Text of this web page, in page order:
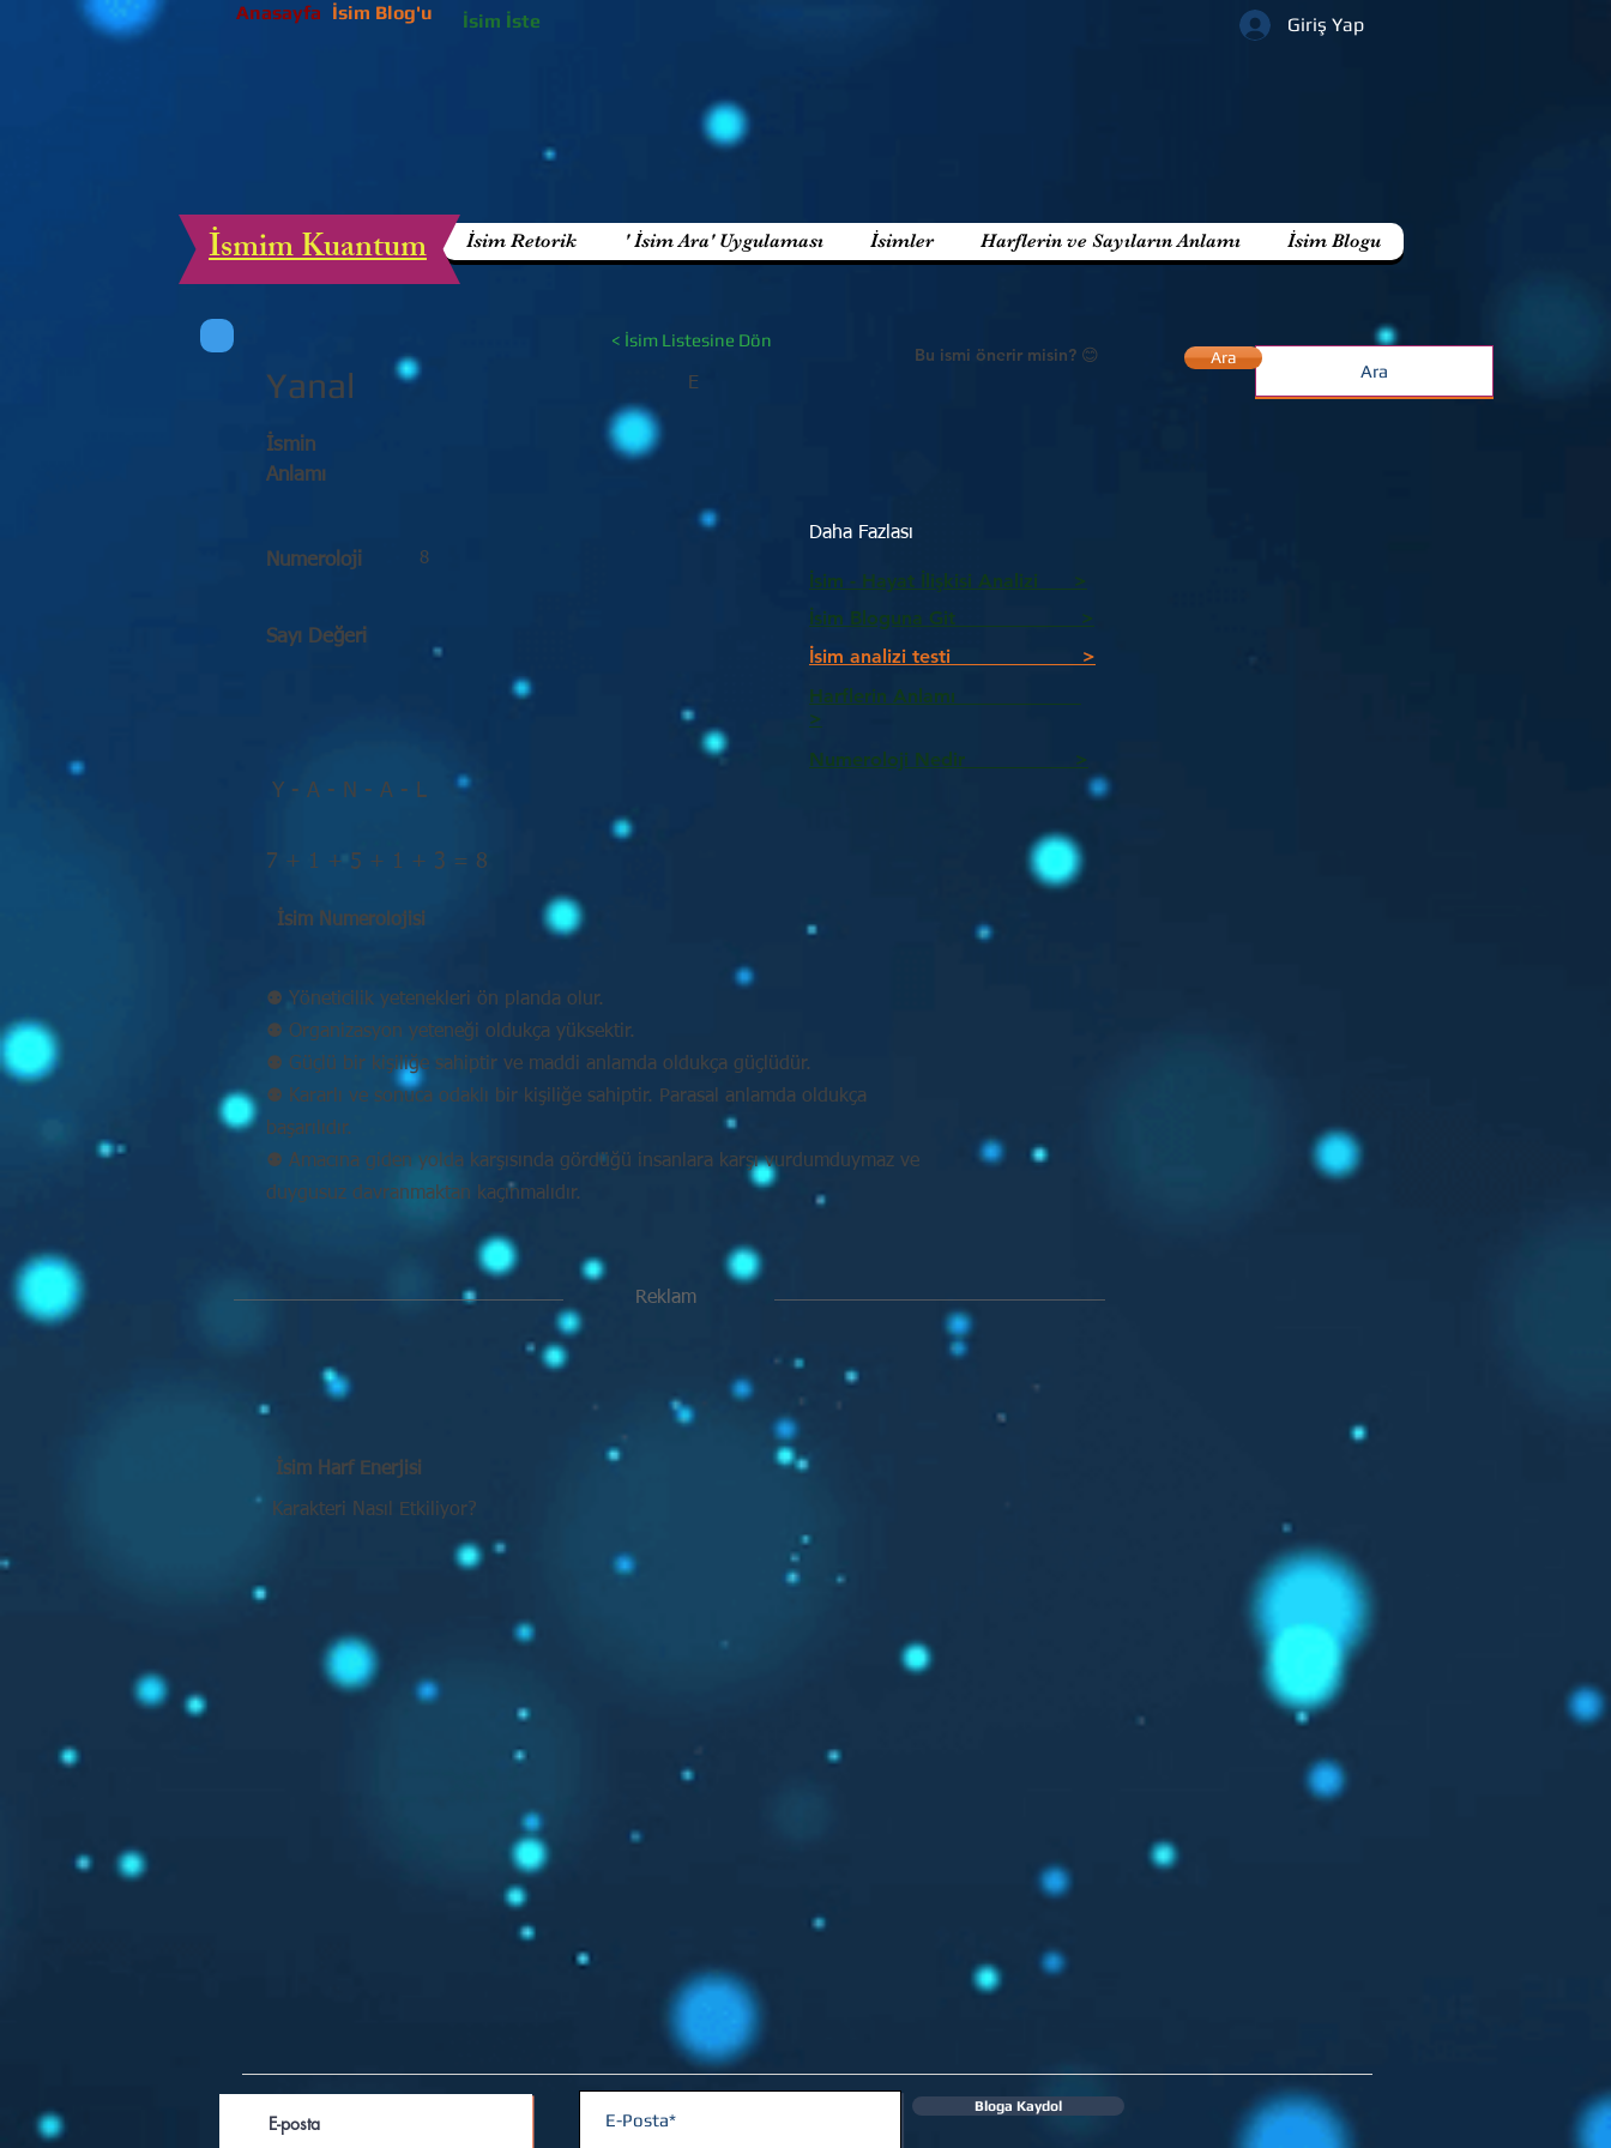
Anasayfa
Giriş Yap
İsim Blog'u İsim İste
İsim Retorik ' İsim Ara' Uygulaması İsimler Harflerin ve Sayıların Anlamı İsim Blogu
İsmim Kuantum
< İsim Listesine Dön
Yanal E
Bu ismi önerir misin? 😊
İsmin
Anlamı
Numeroloji 8
Sayı Değeri
Y - A - N - A - L
Daha Fazlası
İsim - Hayat İlişkisi Analizi >
İsim Bloguna Git >
İsim analizi testi >
Harflerin Anlamı
>
Numeroloji Nedir_________ >
7 + 1 + 5 + 1 + 3 = 8
İsim Numerolojisi
⚉ Yöneticilik yetenekleri ön planda olur.
⚉ Organizasyon yeteneği oldukça yüksektir.
⚉ Güçlü bir kişiliğe sahiptir ve maddi anlamda oldukça güçlüdür.
⚉ Kararlı ve sonuca odaklı bir kişiliğe sahiptir. Parasal anlamda oldukça
başarılıdır.
⚉ Amacına giden yolda karşısında gördüğü insanlara karşı vurdumduymaz ve
duygusuz davranmaktan kaçınmalıdır.
Reklam
İsim Harf Enerjisi
Karakteri Nasıl Etkiliyor?
Ara
Bloga Kaydol